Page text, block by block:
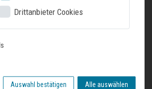
529,00 € *
Drittanbieter Cookies
Auswahl bestätigen Alle auswählen